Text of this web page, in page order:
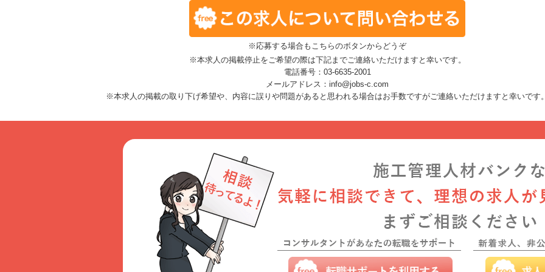
※応募する場合もこちらのボタンからどうぞ
※本求人の掲載停止をご希望の際は下記までご連絡いただけますと幸いです。
電話番号：03-6635-2001
メールアドレス：info@jobs-c.com
※本求人の掲載の取り下げ希望や、内容に誤りや問題があると思われる場合はお手数ですがご連絡いただけますと幸いです